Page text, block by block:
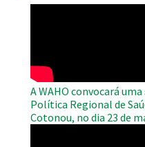
A WAHO convocará
Política Regional de
Cotonou, no dia 23 de